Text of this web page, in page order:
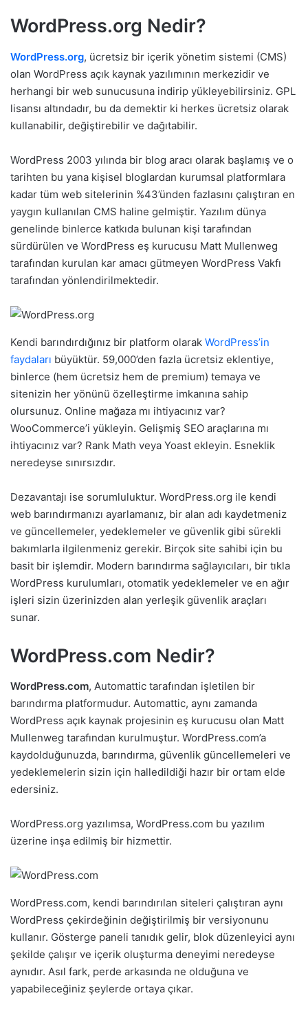
WordPress.org Nedir?
WordPress.org, ücretsiz bir içerik yönetim sistemi (CMS)
olan WordPress açık kaynak yazılımının merkezidir ve
herhangi bir web sunucusuna indirip yükleyebilirsiniz. GPL
lisansı altındadır, bu da demektir ki herkes ücretsiz olarak
kullanabilir, değiştirebilir ve dağıtabilir.
WordPress 2003 yılında bir blog aracı olarak başlamış ve o
tarihten bu yana kişisel bloglardan kurumsal platformlara
kadar tüm web sitelerinin %43’ünden fazlasını çalıştıran en
yaygın kullanılan CMS haline gelmiştir. Yazılım dünya
genelinde binlerce katkıda bulunan kişi tarafından
sürdürülen ve WordPress eş kurucusu Matt Mullenweg
tarafından kurulan kar amacı gütmeyen WordPress Vakfı
tarafından yönlendirilmektedir.
Kendi barındırdığınız bir platform olarak WordPress’in
faydaları büyüktür. 59,000’den fazla ücretsiz eklentiye,
binlerce (hem ücretsiz hem de premium) temaya ve
sitenizin her yönünü özelleştirme imkanına sahip
olursunuz. Online mağaza mı ihtiyacınız var?
WooCommerce’i yükleyin. Gelişmiş SEO araçlarına mı
ihtiyacınız var? Rank Math veya Yoast ekleyin. Esneklik
neredeyse sınırsızdır.
Dezavantajı ise sorumluluktur. WordPress.org ile kendi
web barındırmanızı ayarlamanız, bir alan adı kaydetmeniz
ve güncellemeler, yedeklemeler ve güvenlik gibi sürekli
bakımlarla ilgilenmeniz gerekir. Birçok site sahibi için bu
basit bir işlemdir. Modern barındırma sağlayıcıları, bir tıkla
WordPress kurulumları, otomatik yedeklemeler ve en ağır
işleri sizin üzerinizden alan yerleşik güvenlik araçları
sunar.
WordPress.com Nedir?
WordPress.com, Automattic tarafından işletilen bir
barındırma platformudur. Automattic, aynı zamanda
WordPress açık kaynak projesinin eş kurucusu olan Matt
Mullenweg tarafından kurulmuştur. WordPress.com’a
kaydolduğunuzda, barındırma, güvenlik güncellemeleri ve
yedeklemelerin sizin için halledildiği hazır bir ortam elde
edersiniz.
WordPress.org yazılımsa, WordPress.com bu yazılım
üzerine inşa edilmiş bir hizmettir.
WordPress.com, kendi barındırılan siteleri çalıştıran aynı
WordPress çekirdeğinin değiştirilmiş bir versiyonunu
kullanır. Gösterge paneli tanıdık gelir, blok düzenleyici aynı
şekilde çalışır ve içerik oluşturma deneyimi neredeyse
aynıdır. Asıl fark, perde arkasında ne olduğuna ve
yapabileceğiniz şeylerde ortaya çıkar.